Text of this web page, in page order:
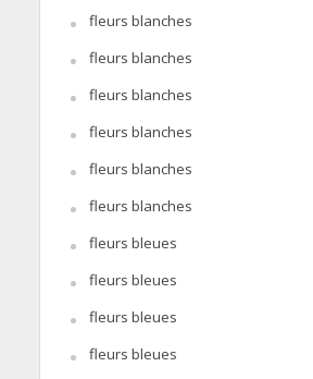
fleurs blanches
fleurs blanches
fleurs blanches
fleurs blanches
fleurs blanches
fleurs blanches
fleurs bleues
fleurs bleues
fleurs bleues
fleurs bleues